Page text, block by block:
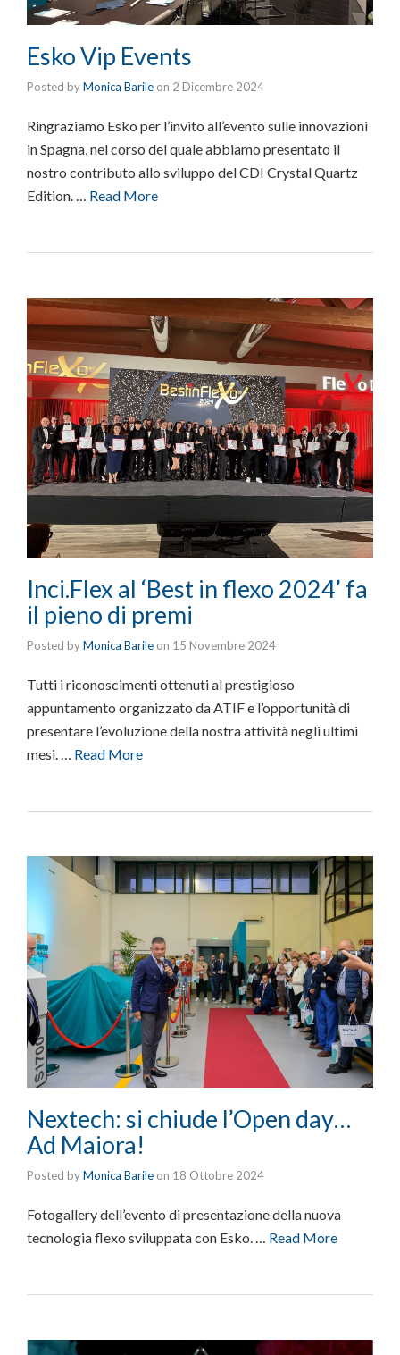
Esko Vip Events
Posted byMonica Barile on 2 Dicembre 2024
Ringraziamo Esko per l’invito all’evento sulle innovazioni
in Spagna, nel corso del quale abbiamo presentato il
nostro contributo allo sviluppo del CDI Crystal Quartz
Edition. … Read More
Inci.Flex al ‘Best in flexo 2024’ fa
il pieno di premi
Posted byMonica Barile on 15 Novembre 2024
Tutti i riconoscimenti ottenuti al prestigioso
appuntamento organizzato da ATIF e l’opportunità di
presentare l’evoluzione della nostra attività negli ultimi
mesi. … Read More
Nextech: si chiude l’Open day…
Ad Maiora!
Posted byMonica Barile on 18 Ottobre 2024
Fotogallery dell’evento di presentazione della nuova
tecnologia flexo sviluppata con Esko. … Read More